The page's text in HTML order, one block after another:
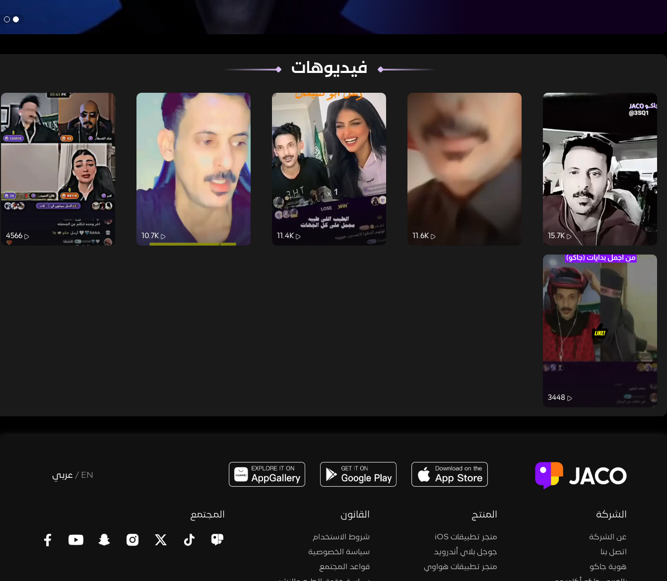
فيديوهات
15.7K
11.6K
11.4K
10.7K
4566
3448
EN
/ عربي
الشركة
عن الشركة
اتصل بنا
هوية جاكو
المنتج
متجر تطبيقات iOS
جوجل بلاي أندرويد
متجر تطبيقات هواوي
القانون
شروط الاستخدام
سياسة الخصوصية
قواعد المجتمع
المجتمع